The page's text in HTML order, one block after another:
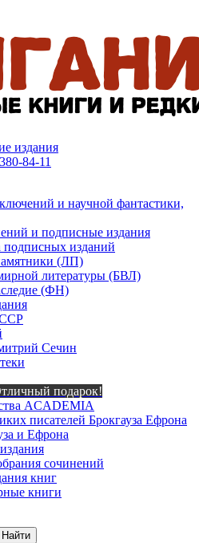
издания
84-11
и научной фантастики,
и подписные издания
подписных изданий
(ЛП)
литературы (БВЛ)
(ФН)
Сечин
подарок!
ACADEMIA
писателей Брокгауза Ефрона
и Ефрона
сочинений
книг
книги
Найти